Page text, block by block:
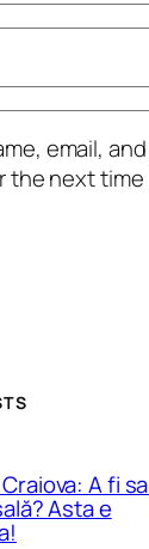
email,
the next time
A fi
Asta e